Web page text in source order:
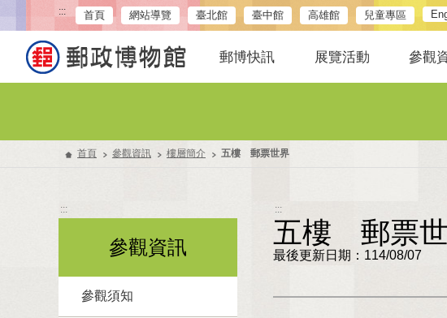
::: 首頁 網站導覽 臺北館 臺中館 高雄館 兒童專區
郵博快訊 展覽活動 參觀
首頁 參觀資訊 樓層簡介 五樓 郵票世界
:::
參觀資訊
參觀須知
:::
五樓 郵票
最後更新日期：114/08/07